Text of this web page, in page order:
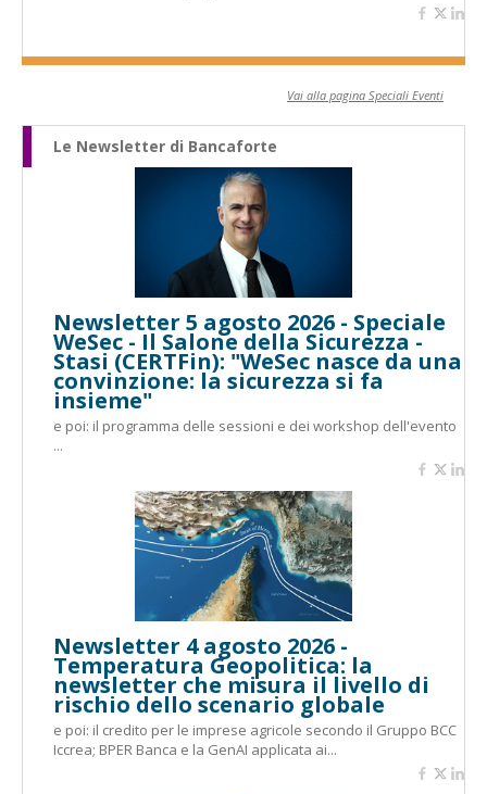
Vai alla pagina Speciali Eventi
Le Newsletter di Bancaforte
Newsletter 5 agosto 2026 - Speciale
WeSec - Il Salone della Sicurezza -
Stasi (CERTFin): "WeSec nasce da una
convinzione: la sicurezza si fa
insieme"
e poi: il programma delle sessioni e dei workshop dell'evento
...
Newsletter 4 agosto 2026 -
Temperatura Geopolitica: la
newsletter che misura il livello di
rischio dello scenario globale
e poi: il credito per le imprese agricole secondo il Gruppo BCC
Iccrea; BPER Banca e la GenAI applicata ai...